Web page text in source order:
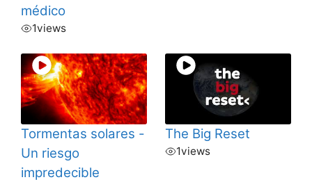
médico
1views
Tormentas solares -
Un riesgo
impredecible
The Big Reset
1views